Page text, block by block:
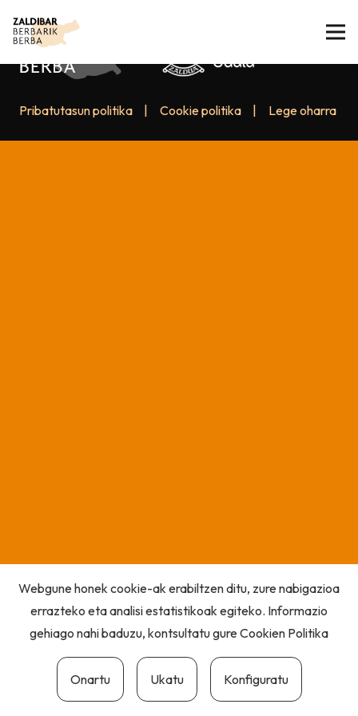
Pribatutasun politika Cookie politika Lege oharra
Webgune honek cookie-ak erabiltzen ditu, zure nabigazioa
errazteko eta analisi estatistikoak egiteko. Informazio
gehiago nahi baduzu, kontsultatu gureCookien Politika
Onartu Ukatu Konfiguratu